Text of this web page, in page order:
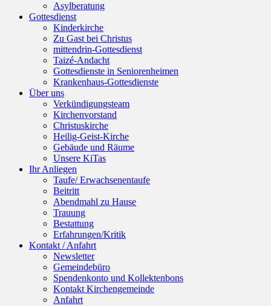
Asylberatung
Gottesdienst
Kinderkirche
Zu Gast bei Christus
mittendrin-Gottesdienst
Taizé-Andacht
Gottesdienste in Seniorenheimen
Krankenhaus-Gottesdienste
Über uns
Verkündigungsteam
Kirchenvorstand
Christuskirche
Heilig-Geist-Kirche
Gebäude und Räume
Unsere KiTas
Ihr Anliegen
Taufe/ Erwachsenentaufe
Beitritt
Abendmahl zu Hause
Trauung
Bestattung
Erfahrungen/Kritik
Kontakt / Anfahrt
Newsletter
Gemeindebüro
Spendenkonto und Kollektenbons
Kontakt Kirchengemeinde
Anfahrt